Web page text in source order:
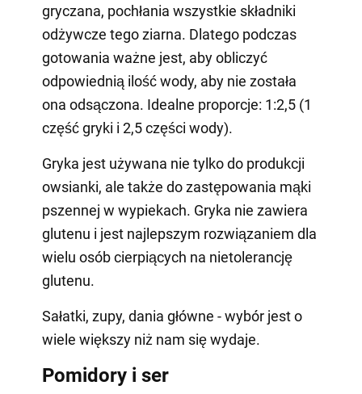
gryczana, pochłania wszystkie składniki
odżywcze tego ziarna. Dlatego podczas
gotowania ważne jest, aby obliczyć
odpowiednią ilość wody, aby nie została
ona odsączona. Idealne proporcje: 1:2,5 (1
część gryki i 2,5 części wody).
Gryka jest używana nie tylko do produkcji
owsianki, ale także do zastępowania mąki
pszennej w wypiekach. Gryka nie zawiera
glutenu i jest najlepszym rozwiązaniem dla
wielu osób cierpiących na nietolerancję
glutenu.
Sałatki, zupy, dania główne - wybór jest o
wiele większy niż nam się wydaje.
Pomidory i ser